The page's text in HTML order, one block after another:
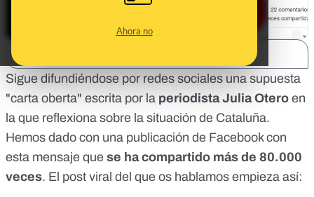
Ahora no
Sigue difundiéndose por redes sociales una supuesta
"carta oberta" escrita por la periodista Julia Otero en
la que reflexiona sobre la situación de Cataluña.
Hemos dado con una publicación de Facebook con
esta mensaje que se ha compartido más de 80.000
veces. El post viral del que os hablamos empieza así: